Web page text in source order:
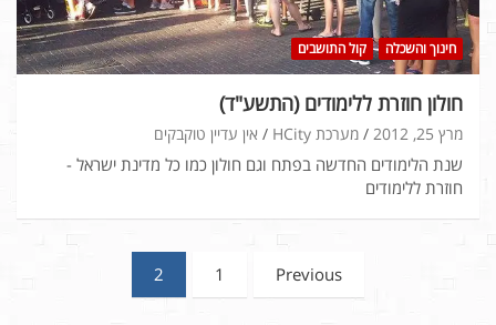
חינוך והשכלה קול התושבים
חולון חוזרת ללימודים (התשע"ד)
מרץ 25, 2012 מערכת HCity אין עדיין טוקבקים
שנת הלימודים החדשה בפתח וגם חולון כמו כל מדינת ישראל -
חוזרת ללימודים
pagination
Previous
1
2